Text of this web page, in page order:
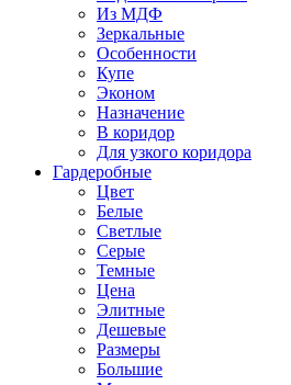
Из МДФ
Зеркальные
Особенности
Купе
Эконом
Назначение
В коридор
Для узкого коридора
Гардеробные
Цвет
Белые
Светлые
Серые
Темные
Цена
Элитные
Дешевые
Размеры
Большие